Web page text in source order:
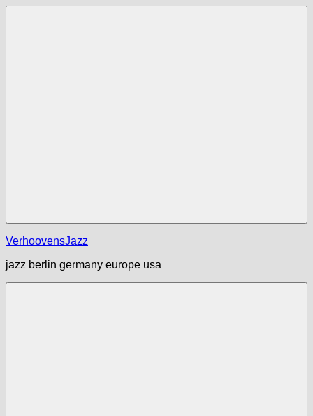
Zum
VerhoovensJazz
jazz berlin germany europe usa